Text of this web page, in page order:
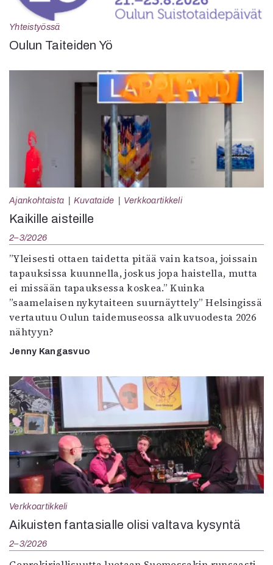
Yhteistyössä
Oulun Taiteiden Yö
Ajankohtaista Kuvataide Verkkoartikkeli
Kaikille aisteille
2–3/2026
”Yleisesti ottaen taidetta pitää vain katsoa, joissain
tapauksissa kuunnella, joskus jopa haistella, mutta
ei missään tapauksessa koskea.” Kuinka
”saamelaisen nykytaiteen suurnäyttely” Helsingissä
vertautuu Oulun taidemuseossa alkuvuodesta 2026
nähtyyn?
Jenny Kangasvuo
Verkkoartikkeli
Aikuisten fantasialle olisi valtava kysyntä
2–3/2026